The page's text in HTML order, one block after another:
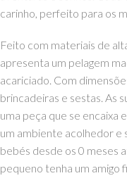
carinho, perfeito para os
Feito com materiais de
apresenta um pelagem
acariciado. Com
brincadeiras e sestas. As
uma peça que se encaixa
um ambiente acolhedor e
bebés desde os 0 meses
pequeno tenha um amigo